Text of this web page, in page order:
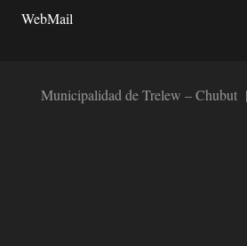
WebMail
Municipalidad de Trelew –